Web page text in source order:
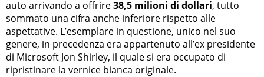
auto arrivando a offrire38,5 milioni di dollari, tutto
sommato una cifra anche inferiore rispetto alle
aspettative. L’esemplare in questione, unico nel suo
genere, in precedenza era appartenuto all’ex presidente
di Microsoft Jon Shirley, il quale si era occupato di
ripristinare la vernice bianca originale.